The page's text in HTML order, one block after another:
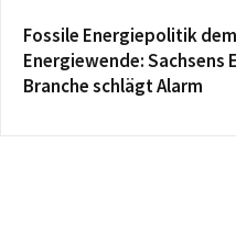
Fossile Energiepolitik
Energiewende: Sachsens
Branche schlägt Alarm